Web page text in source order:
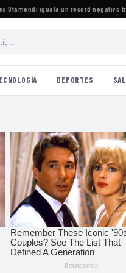
iguala un récord negativo tras
DEPORTES